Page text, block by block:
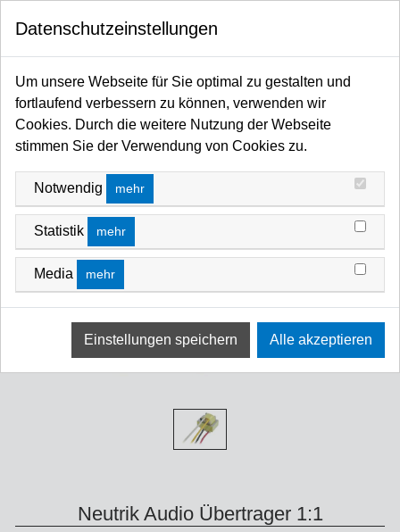
Startseite Kabel / Stecker / Verteiler Steckverbinder
XLR
Neutrik Audio Übertrager 1:1
Datenschutzeinstellungen
Um unsere Webseite für Sie optimal zu gestalten und
fortlaufend verbessern zu können, verwenden wir
Cookies. Durch die weitere Nutzung der Webseite
stimmen Sie der Verwendung von Cookies zu.
Notwendig mehr
Statistik mehr
Media mehr